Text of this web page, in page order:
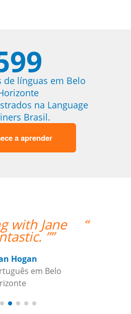
de línguas em Belo
na Language
Brasil.
a aprender
happy with
I love our
Tschanz
em Belo Horizonte